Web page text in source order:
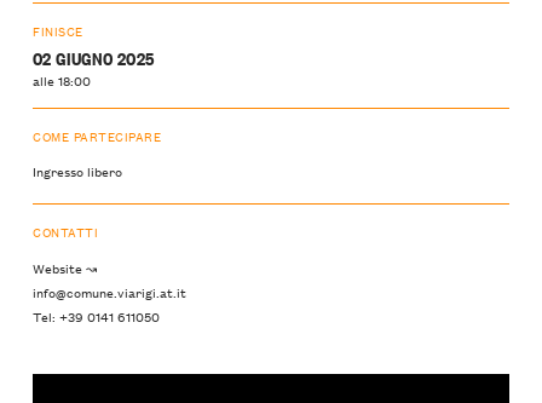
FINISCE
02 GIUGNO 2025
alle 18:00
COME PARTECIPARE
Ingresso libero
CONTATTI
Website ↝
info@comune.viarigi.at.it
Tel: +39 0141 611050